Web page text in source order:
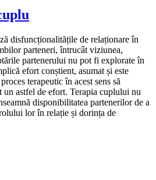
disfuncționalitățile de relaționare în
parteneri, întrucât viziunea,
partenerului nu pot fi explorate în
efort conștient, asumat și este
terapeutic în acest sens să
un astfel de efort. Terapia cuplului nu
disponibilitatea partenerilor de a
lor în relație și dorința de